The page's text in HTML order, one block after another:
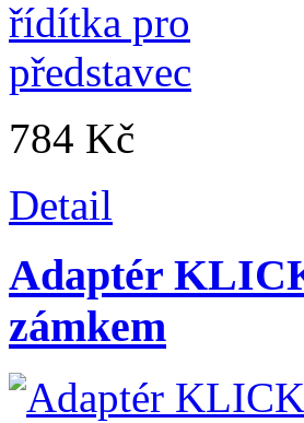
784 Kč
Detail
Adaptér
zámkem